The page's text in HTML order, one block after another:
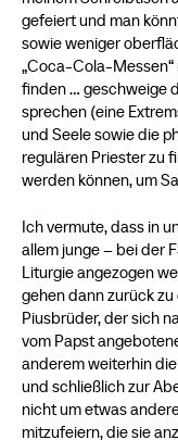
gefeiert und man
sowie weniger
„Coca-Cola-Messen“
finden … geschweige
sprechen (eine
und Seele sowie die
regulären Priester zu
werden können, um
Ich vermute, dass in
allem junge – bei der
Liturgie angezogen
gehen dann zurück
Piusbrüder, der sich
vom Papst
anderem weiterhin
und schließlich zur
nicht um etwas
mitzufeiern, die sie